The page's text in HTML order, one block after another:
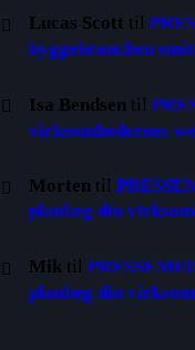
Lucas Scott til
byggebranchen
Isa Bendsen til
virksomhedernes
Morten til
planlæg din
Mik til
planlæg din